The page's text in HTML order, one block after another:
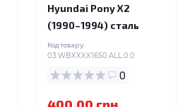
Hyundai Pony X2
(1990–1994) сталь
Код товару:
03.WBXXXX1650.ALL.0.0
0